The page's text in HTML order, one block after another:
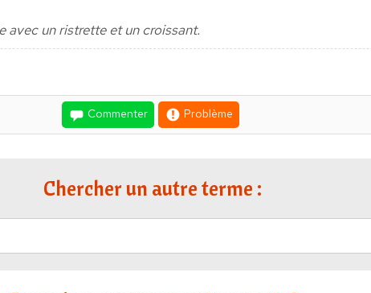
avec un ristrette et un croissant.
Commenter Problème
Chercher un autre terme :